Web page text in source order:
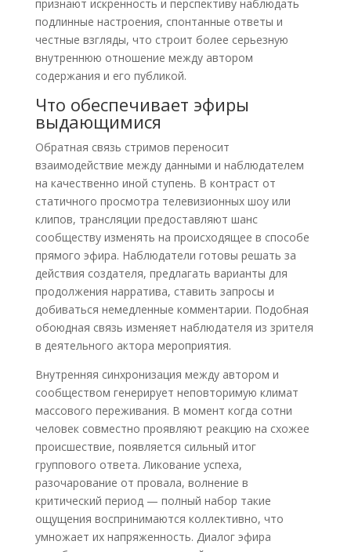
признают искренность и перспективу наблюдать
подлинные настроения, спонтанные ответы и
честные взгляды, что строит более серьезную
внутреннюю отношение между автором
содержания и его публикой.
Что обеспечивает эфиры
выдающимися
Обратная связь стримов переносит
взаимодействие между данными и наблюдателем
на качественно иной ступень. В контраст от
статичного просмотра телевизионных шоу или
клипов, трансляции предоставляют шанс
сообществу изменять на происходящее в способе
прямого эфира. Наблюдатели готовы решать за
действия создателя, предлагать варианты для
продолжения нарратива, ставить запросы и
добиваться немедленные комментарии. Подобная
обоюдная связь изменяет наблюдателя из зрителя
в деятельного актора мероприятия.
Внутренняя синхронизация между автором и
сообществом генерирует неповторимую климат
массового переживания. В момент когда сотни
человек совместно проявляют реакцию на схожее
происшествие, появляется сильный итог
группового ответа. Ликование успеха,
разочарование от провала, волнение в
критический период — полный набор такие
ощущения воспринимаются коллективно, что
умножает их напряженность. Диалог эфира